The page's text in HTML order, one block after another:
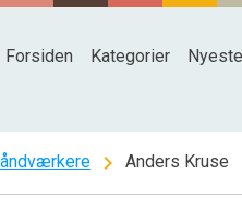
Forsiden Kategorier
chevron_right Anders Kruse